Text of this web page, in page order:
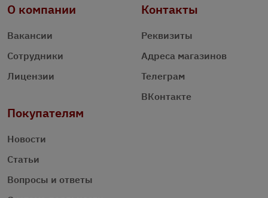
О компании
Вакансии
Сотрудники
Лицензии
Контакты
Реквизиты
Адреса магазинов
Телеграм
ВКонтакте
Покупателям
Новости
Статьи
Вопросы и ответы